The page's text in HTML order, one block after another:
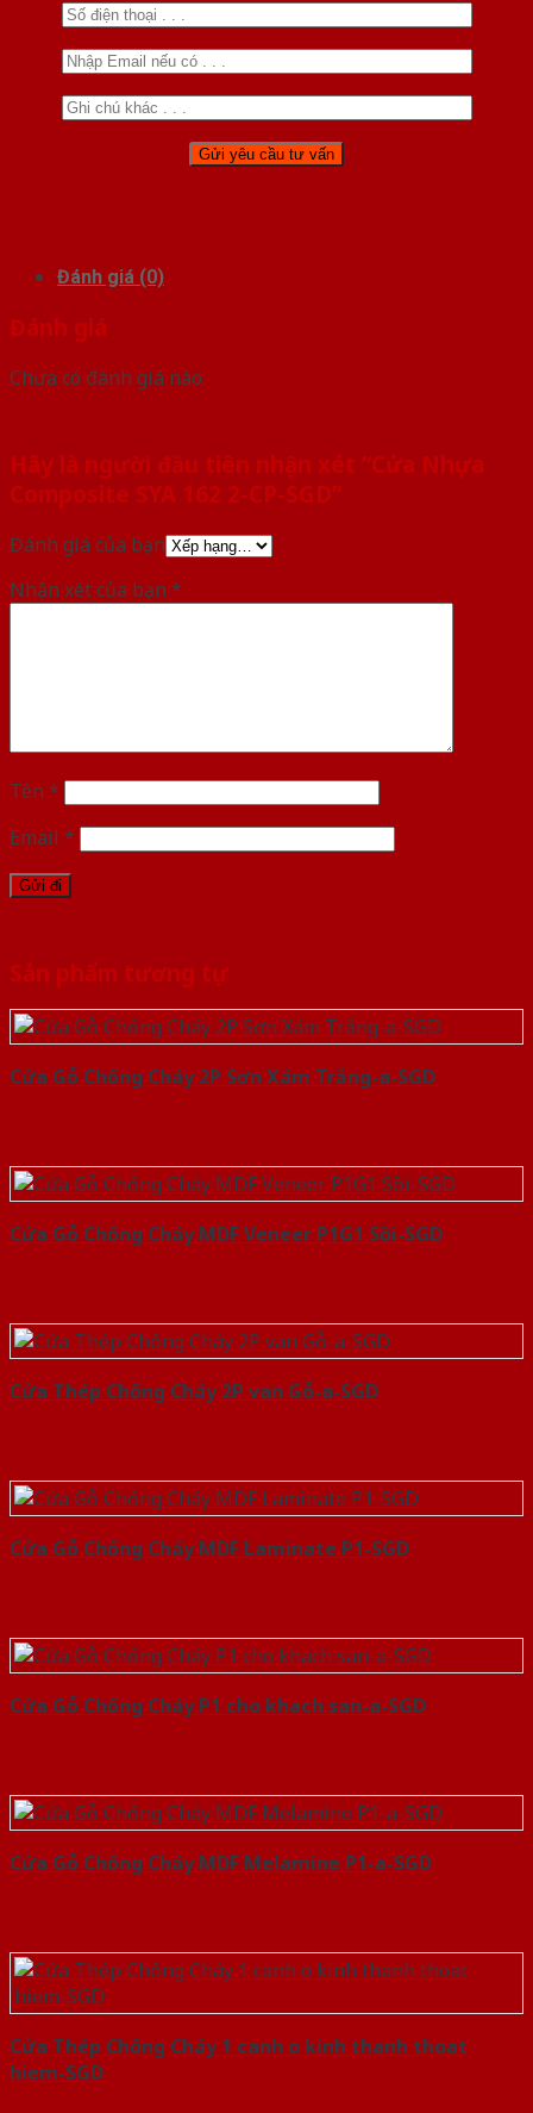
Đánh giá (0)
Đánh giá
Chưa có đánh giá nào.
Hãy là người đầu tiên nhận xét “Cửa Nhựa
Composite SYA 162 2-CP-SGD”
Đánh giá của bạn
Nhận xét của bạn *
Tên *
Email *
Sản phẩm tương tự
Cửa Gỗ Chống Cháy 2P Sơn Xám Trắng-a-SGD
Cửa Gỗ Chống Cháy MDF Veneer P1G1 Sồi-SGD
Cửa Thép Chống Cháy 2P van Gỗ-a-SGD
Cửa Gỗ Chống Cháy MDF Laminate P1-SGD
Cửa Gỗ Chống Cháy P1 cho khach san-a-SGD
Cửa Gỗ Chống Cháy MDF Melamine P1-a-SGD
Cửa Thép Chống Cháy 1 canh o kinh thanh thoat
hiem-SGD